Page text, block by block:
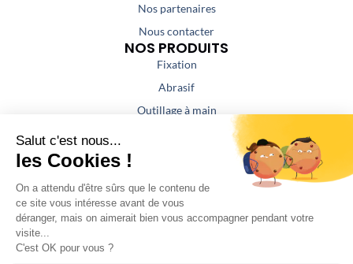
Nos partenaires
Nous contacter
NOS PRODUITS
Fixation
Abrasif
Outillage à main
NOS PRESTATIONS
Aspiration / Air comprimé